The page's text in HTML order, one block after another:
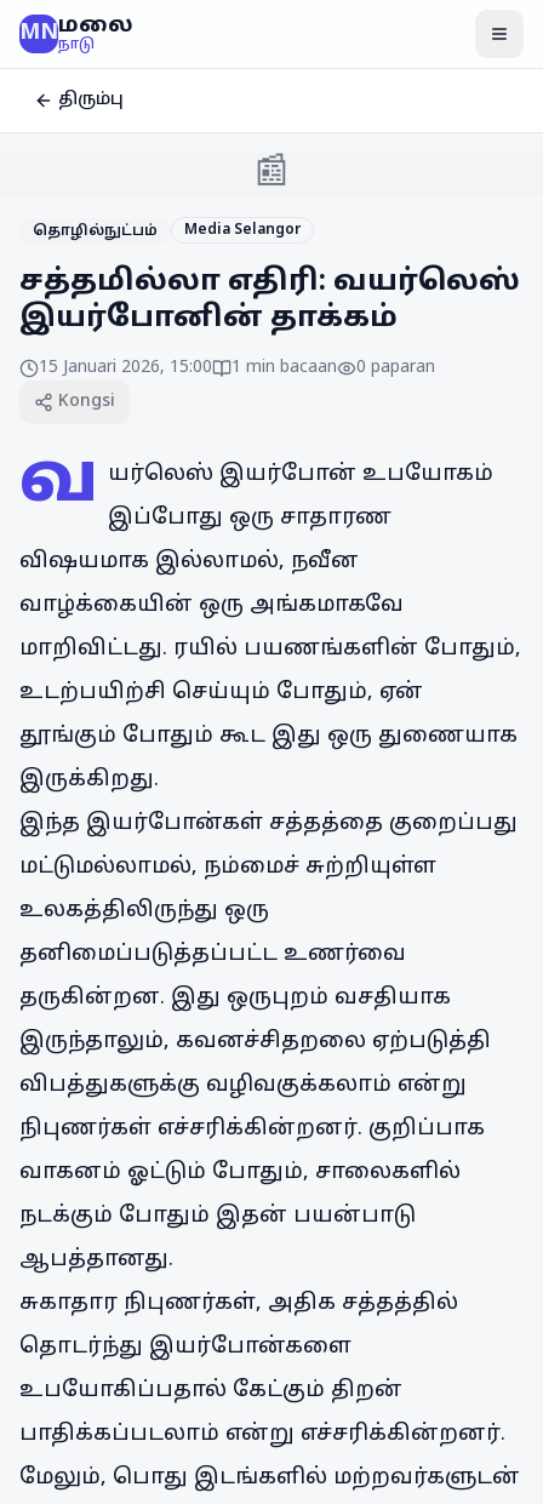
MNமலை
நாடு
திரும்பு
📰
தொழில்நுட்பம் Media Selangor
சத்தமில்லா எதிரி: வயர்லெஸ்
இயர்போனின் தாக்கம்
15 Januari 2026, 15:00 1 min bacaan 0 paparan
Kongsi
வ
யர்லெஸ் இயர்போன் உபயோகம்
இப்போது ஒரு சாதாரண
விஷயமாக இல்லாமல், நவீன
வாழ்க்கையின் ஒரு அங்கமாகவே
மாறிவிட்டது. ரயில் பயணங்களின் போதும்,
உடற்பயிற்சி செய்யும் போதும், ஏன்
தூங்கும் போதும் கூட இது ஒரு துணையாக
இருக்கிறது.
இந்த இயர்போன்கள் சத்தத்தை குறைப்பது
மட்டுமல்லாமல், நம்மைச் சுற்றியுள்ள
உலகத்திலிருந்து ஒரு
தனிமைப்படுத்தப்பட்ட உணர்வை
தருகின்றன. இது ஒருபுறம் வசதியாக
இருந்தாலும், கவனச்சிதறலை ஏற்படுத்தி
விபத்துகளுக்கு வழிவகுக்கலாம் என்று
நிபுணர்கள் எச்சரிக்கின்றனர். குறிப்பாக
வாகனம் ஓட்டும் போதும், சாலைகளில்
நடக்கும் போதும் இதன் பயன்பாடு
ஆபத்தானது.
சுகாதார நிபுணர்கள், அதிக சத்தத்தில்
தொடர்ந்து இயர்போன்களை
உபயோகிப்பதால் கேட்கும் திறன்
பாதிக்கப்படலாம் என்று எச்சரிக்கின்றனர்.
மேலும், பொது இடங்களில் மற்றவர்களுடன்